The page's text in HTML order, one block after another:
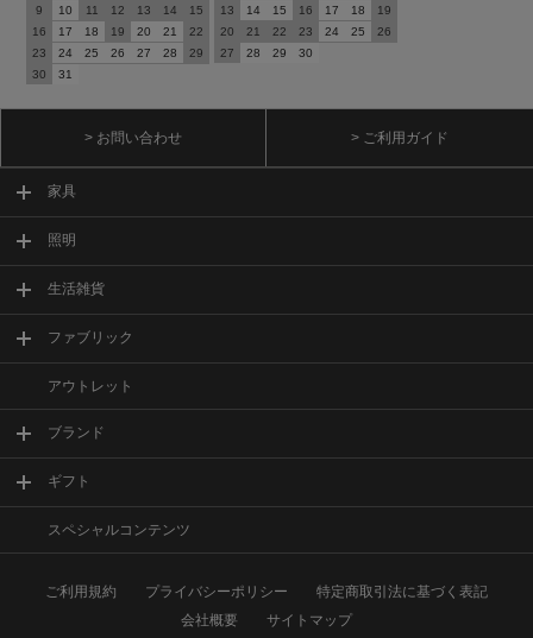
9
10 11 12 13 14
15
16
17 18 19 20 21
22
23
24 25 26 27 28
29
30
31
13
14 15 16 17 18
19
20
21 22 23 24 25
26
27
28 29 30
> お問い合わせ > ご利用ガイド
家具
照明
生活雑貨
ファブリック
アウトレット
ブランド
ギフト
スペシャルコンテンツ
ご利用規約 プライバシーポリシー
特定商取引法に基づく表記
会社概要
サイトマップ